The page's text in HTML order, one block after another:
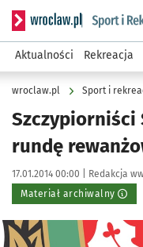
Serwis informacyjny
Aktualności Rekreacja
wroclaw.pl Sport i
Szczypiorniści
rundę
Data publikacji:
17.01.2014 00:00 | Autor:
Redakcja
Materiał archiwalny
Kliknij, aby powiększyć